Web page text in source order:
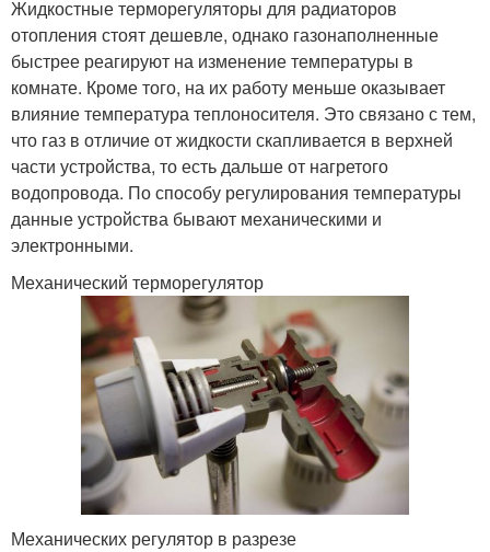
Жидкостные терморегуляторы для радиаторов
отопления стоят дешевле, однако газонаполненные
быстрее реагируют на изменение температуры в
комнате. Кроме того, на их работу меньше оказывает
влияние температура теплоносителя. Это связано с тем,
что газ в отличие от жидкости скапливается в верхней
части устройства, то есть дальше от нагретого
водопровода. По способу регулирования температуры
данные устройства бывают механическими и
электронными.
Механический терморегулятор
Механических регулятор в разрезе